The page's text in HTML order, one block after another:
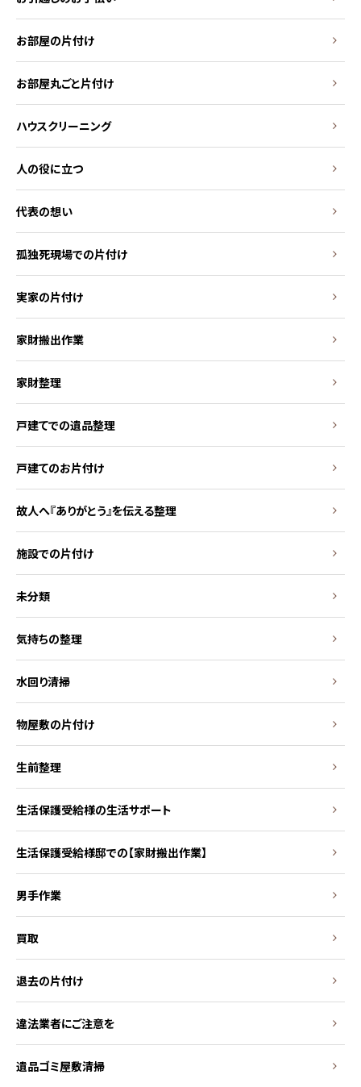
お部屋の片付け
お部屋丸ごと片付け
ハウスクリーニング
人の役に立つ
代表の想い
孤独死現場での片付け
実家の片付け
家財搬出作業
家財整理
戸建てでの遺品整理
戸建てのお片付け
故人へ『ありがとう』を伝える整理
施設での片付け
未分類
気持ちの整理
水回り清掃
物屋敷の片付け
生前整理
生活保護受給様の生活サポート
生活保護受給様邸での【家財搬出作業】
男手作業
買取
退去の片付け
違法業者にご注意を
遺品ゴミ屋敷清掃